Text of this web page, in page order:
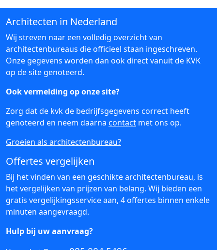
Architecten in Nederland
Wij streven naar een volledig overzicht van
architectenbureaus die officieel staan ingeschreven.
Onze gegevens worden dan ook direct vanuit de KVK
op de site genoteerd.
Ook vermelding op onze site?
Zorg dat de kvk de bedrijfsgegevens correct heeft
genoteerd en neem daarna contact met ons op.
Groeien als architectenbureau?
Offertes vergelijken
Bij het vinden van een geschikte architectenbureau, is
het vergelijken van prijzen van belang. Wij bieden een
gratis vergelijkingsservice aan, 4 offertes binnen enkele
minuten aangevraagd.
Hulp bij uw aanvraag?